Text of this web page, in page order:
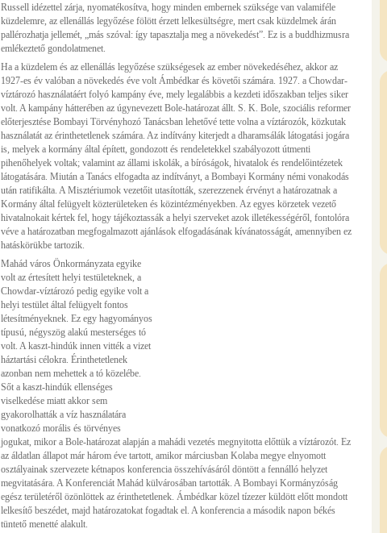
Russell idézettel zárja, nyomatékosítva, hogy minden embernek szüksége van valamiféle
küzdelemre, az ellenállás legyőzése fölött érzett lelkesültségre, mert csak küzdelmek árán
pallérozhatja jellemét, „más szóval: így tapasztalja meg a növekedést”. Ez is a buddhizmusra
emlékeztető gondolatmenet.
Ha a küzdelem és az ellenállás legyőzése szükségesek az ember növekedéséhez, akkor az
1927-es év valóban a növekedés éve volt Ámbédkar és követői számára. 1927. a Chowdar-
víztározó használatáért folyó kampány éve, mely legalábbis a kezdeti időszakban teljes siker
volt. A kampány hátterében az úgynevezett Bole-határozat állt. S. K. Bole, szociális reformer
előterjesztése Bombayi Törvényhozó Tanácsban lehetővé tette volna a víztározók, közkutak
használatát az érinthetetlenek számára. Az indítvány kiterjedt a dharamsálák látogatási jogára
is, melyek a kormány által épített, gondozott és rendeletekkel szabályozott útmenti
pihenőhelyek voltak; valamint az állami iskolák, a bíróságok, hivatalok és rendelőintézetek
látogatására. Miután a Tanács elfogadta az indítványt, a Bombayi Kormány némi vonakodás
után ratifikálta. A Misztériumok vezetőit utasították, szerezzenek érvényt a határozatnak a
Kormány által felügyelt közterületeken és közintézményekben. Az egyes körzetek vezető
hivatalnokait kértek fel, hogy tájékoztassák a helyi szerveket azok illetékességéről, fontolóra
véve a határozatban megfogalmazott ajánlások elfogadásának kívánatosságát, amennyiben ez
hatáskörükbe tartozik.
Mahád város Önkormányzata egyike
volt az értesített helyi testületeknek, a
Chowdar-víztározó pedig egyike volt a
helyi testület által felügyelt fontos
létesítményeknek. Ez egy hagyományos
típusú, négyszög alakú mesterséges tó
volt. A kaszt-hindúk innen vitték a vizet
háztartási célokra. Érinthetetlenek
azonban nem mehettek a tó közelébe.
Sőt a kaszt-hindúk ellenséges
viselkedése miatt akkor sem
gyakorolhatták a víz használatára
vonatkozó morális és törvényes
jogukat, mikor a Bole-határozat alapján a mahádi vezetés megnyitotta előttük a víztározót. Ez
az áldatlan állapot már három éve tartott, amikor márciusban Kolaba megye elnyomott
osztályainak szervezete kétnapos konferencia összehívásáról döntött a fennálló helyzet
megvitatására. A Konferenciát Mahád külvárosában tartották. A Bombayi Kormányzóság
egész területéről özönlöttek az érinthetetlenek. Ámbédkar közel tízezer küldött előtt mondott
lelkesítő beszédet, majd határozatokat fogadtak el. A konferencia a második napon békés
tüntető menetté alakult.